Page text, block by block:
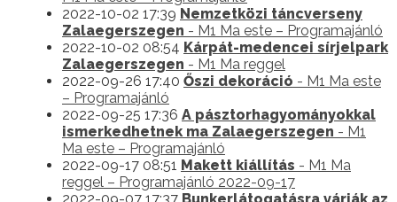
2022-10-02 17:39 Nemzetközi táncverseny
Zalaegerszegen - M1 Ma este – Programajánló
2022-10-02 08:54 Kárpát-medencei sírjelpark
Zalaegerszegen - M1 Ma reggel
2022-09-26 17:40 Őszi dekoráció - M1 Ma este
– Programajánló
2022-09-25 17:36 A pásztorhagyományokkal
ismerkedhetnek ma Zalaegerszegen - M1
Ma este – Programajánló
2022-09-17 08:51 Makett kiállítás - M1 Ma
reggel – Programajánló 2022-09-17